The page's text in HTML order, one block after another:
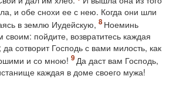
и обе снохи ее с нею. Когда они шли
в землю Иудейскую,
Ноеминь
своим: пойдите, возвратитесь каждая
сотворит Господь с вами милость, как
и со мною!
Да даст вам Господь,
каждая в доме своего мужа!